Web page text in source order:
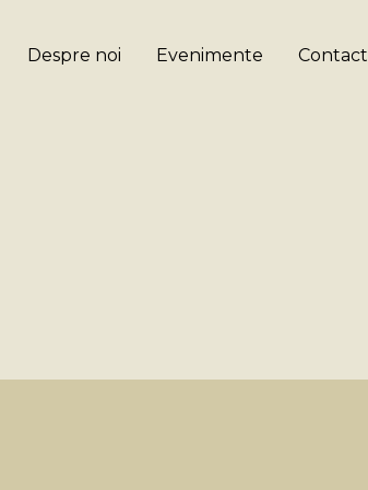
Despre noi Evenimente Contact